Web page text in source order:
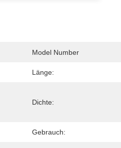
Model Number
Länge:
Dichte:
Gebrauch: